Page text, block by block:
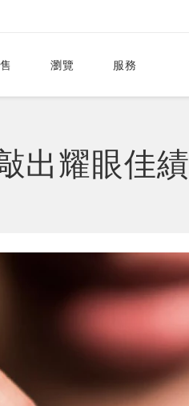
瀏覽 服務
出耀眼佳績